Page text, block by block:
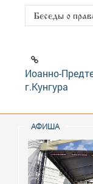
Иоанно-
г.Кунгура
АФИША